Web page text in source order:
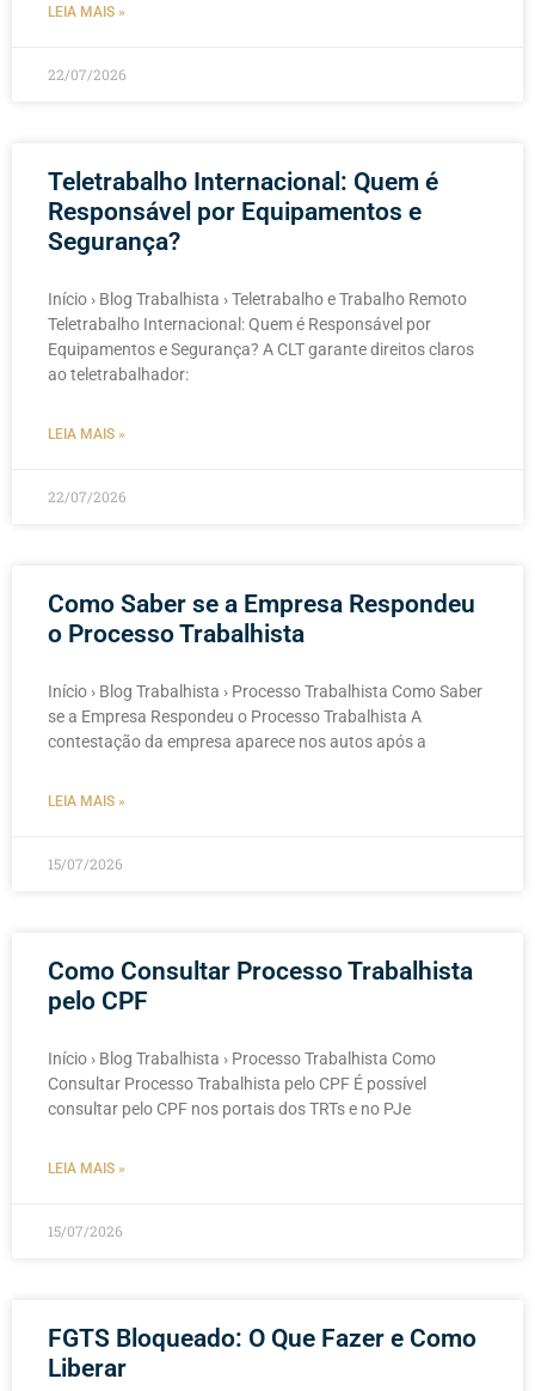
LEIA MAIS »
22/07/2026
Teletrabalho Internacional: Quem é
Responsável por Equipamentos e
Segurança?
Início › Blog Trabalhista › Teletrabalho e Trabalho Remoto
Teletrabalho Internacional: Quem é Responsável por
Equipamentos e Segurança? A CLT garante direitos claros
ao teletrabalhador:
LEIA MAIS »
22/07/2026
Como Saber se a Empresa Respondeu
o Processo Trabalhista
Início › Blog Trabalhista › Processo Trabalhista Como Saber
se a Empresa Respondeu o Processo Trabalhista A
contestação da empresa aparece nos autos após a
LEIA MAIS »
15/07/2026
Como Consultar Processo Trabalhista
pelo CPF
Início › Blog Trabalhista › Processo Trabalhista Como
Consultar Processo Trabalhista pelo CPF É possível
consultar pelo CPF nos portais dos TRTs e no PJe
LEIA MAIS »
15/07/2026
FGTS Bloqueado: O Que Fazer e Como
Liberar